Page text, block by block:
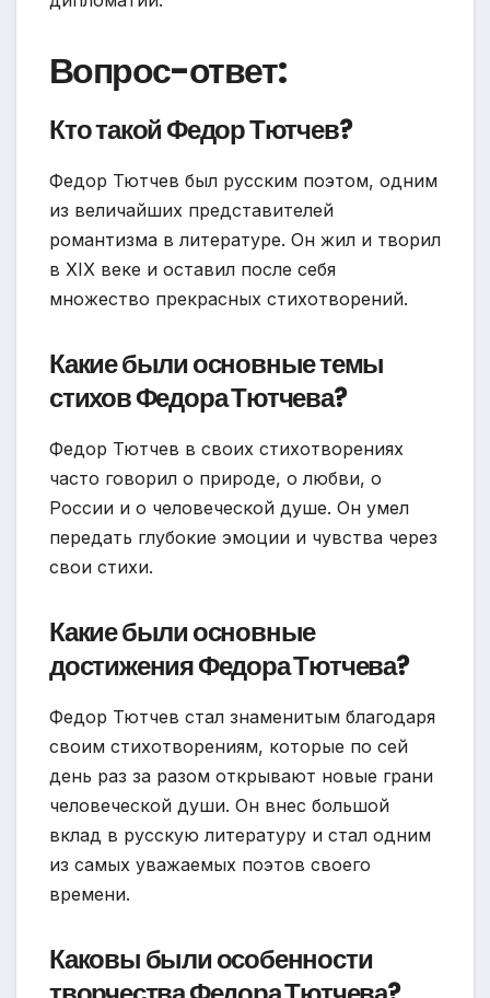
Вопрос-ответ:
Кто такой Федор Тютчев?
Федор Тютчев был русским поэтом, одним
из величайших представителей
романтизма в литературе. Он жил и творил
в XIX веке и оставил после себя
множество прекрасных стихотворений.
Какие были основные темы
стихов Федора Тютчева?
Федор Тютчев в своих стихотворениях
часто говорил о природе, о любви, о
России и о человеческой душе. Он умел
передать глубокие эмоции и чувства через
свои стихи.
Какие были основные
достижения Федора Тютчева?
Федор Тютчев стал знаменитым благодаря
своим стихотворениям, которые по сей
день раз за разом открывают новые грани
человеческой души. Он внес большой
вклад в русскую литературу и стал одним
из самых уважаемых поэтов своего
времени.
Каковы были особенности